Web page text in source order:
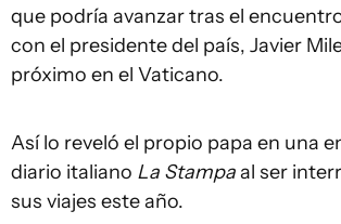
que podría avanzar tras el
con el presidente del país, Javier
próximo en el Vaticano.
Así lo reveló el propio papa en una
diario italiano La Stampaal ser
sus viajes este año.